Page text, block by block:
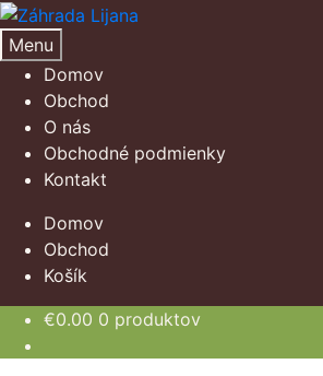
Preskočiť
na
navigáciu
Preskočiť
na
obsah
Menu
Domov
Obchod
O nás
Obchodné podmienky
Kontakt
Domov
Obchod
Košík
€0.00 0 produktov